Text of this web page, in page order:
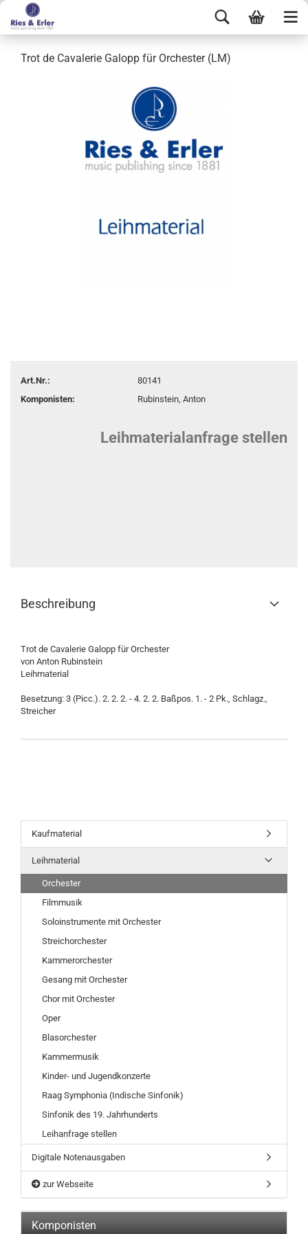
Trot de Cavalerie Galopp für Orchester (LM)
Art.Nr.:
80141
Komponisten:
Rubinstein, Anton
Leihmaterialanfrage stellen
Beschreibung
Trot de Cavalerie Galopp für Orchester
von Anton Rubinstein
Leihmaterial
Besetzung: 3 (Picc.). 2. 2. 2. - 4. 2. 2. Baßpos. 1. - 2 Pk., Schlagz.,
Streicher
Kaufmaterial
Leihmaterial
Orchester
Filmmusik
Soloinstrumente mit Orchester
Streichorchester
Kammerorchester
Gesang mit Orchester
Chor mit Orchester
Oper
Blasorchester
Kammermusik
Kinder- und Jugendkonzerte
Raag Symphonia (Indische Sinfonik)
Sinfonik des 19. Jahrhunderts
Leihanfrage stellen
Digitale Notenausgaben
zur Webseite
Komponisten